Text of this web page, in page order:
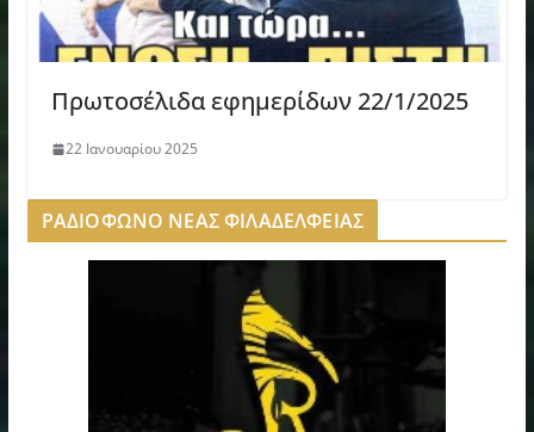
Πρωτοσέλιδα εφημερίδων 22/1/2025
22 Ιανουαρίου 2025
ΡΑΔΙΟΦΩΝΟ ΝΕΑΣ ΦΙΛΑΔΕΛΦΕΙΑΣ